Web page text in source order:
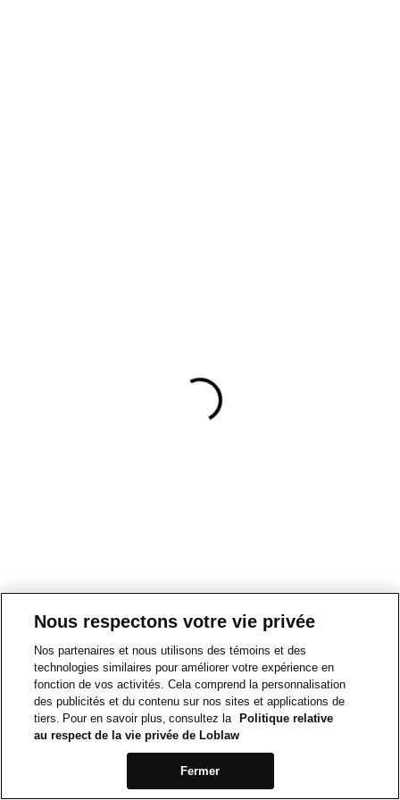
Nous respectons votre vie privée
Nos partenaires et nous utilisons des témoins et des
technologies similaires pour améliorer votre expérience en
fonction de vos activités. Cela comprend la personnalisation
des publicités et du contenu sur nos sites et applications de
tiers. Pour en savoir plus, consultez la
Politique relative
au respect de la vie privée de Loblaw
Fermer